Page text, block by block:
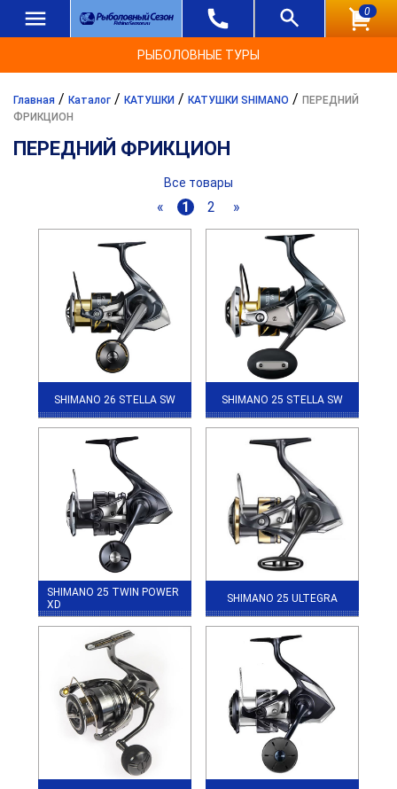
0
РЫБОЛОВНЫЕ ТУРЫ
Главная / Каталог / КАТУШКИ / КАТУШКИ SHIMANO / ПЕРЕДНИЙ
ФРИКЦИОН
ПЕРЕДНИЙ ФРИКЦИОН
Все товары
« 1 2 »
SHIMANO 26 STELLA SW SHIMANO 25 STELLA SW
SHIMANO 25 TWIN POWER
XD
SHIMANO 25 ULTEGRA